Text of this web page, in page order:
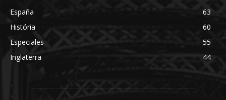
España
63
História
60
Especiales
55
Inglaterra
44